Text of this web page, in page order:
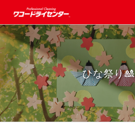
ひな祭り🎎